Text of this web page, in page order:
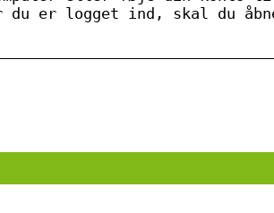
er logget ind, skal du